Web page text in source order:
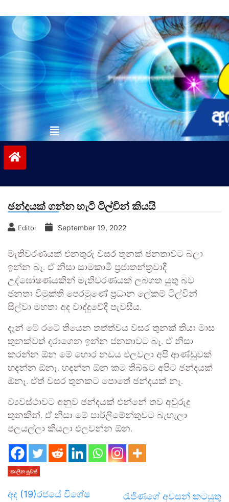
to
contentvinivida.lk
ඡන්දයක් ගන්න හැටි ටිල්වින් කියයි
Editor September 19, 2022
මැතිවරණයක් එනතුරු වසර තුනක් ජනතාවට බලා
ඉන්න බෑ. ඒ නිසා සාමකාමී ප්‍රජාතන්ත්‍රවාදී
උද්ඝෝෂණයකින් මැතිවරණයක් ලබගත යුතු බව
ජනතා විමුක්ති පෙරමුණේ ප්‍රධාන ලේකම් ටිල්වින්
සිල්වා මහතා අද වාද්දුවේදී පැවසීය.
දැන් මේ රටේ තියෙන තත්ත්වය වසර තුනක් තියා මාස
තුනක්වත් දරාගෙන ඉන්න ජනතාවට බෑ. ඒ නිසා
කරන්න ඕන මේ හොර නඩය එලවලා අපි ආණ්ඩුවක්
හදන්න ඕනෑ. හදන්න ඕන කම තිබ්බට අපිට ඡන්දයක්
ඕනෑ. ඒත් වසර තුනකට පොතේ ඡන්දයක් නෑ.
ව්‍යවස්ථාවට අනුව ඡන්දයක් එන්නේ තව අවුරුදු
තුනකින්. ඒ නිසා මේ පාර්ලිමේන්තුවට බැහැලා
පලයල්ලා කියලා එලවන්න ඕන.
කාලීන පුවත්
අද (19)රජයේ විශේෂ
රැජිණගේ අවසන් කටයුතු